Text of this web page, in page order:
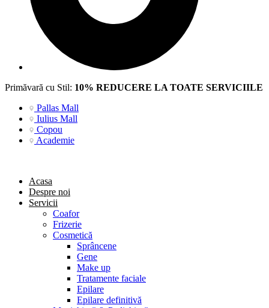
Primăvară cu Stil: 10% REDUCERE LA TOATE SERVICIILE
Pallas Mall
Iulius Mall
Copou
Academie
Acasa
Despre noi
Servicii
Coafor
Frizerie
Cosmetică
Sprâncene
Gene
Make up
Tratamente faciale
Epilare
Epilare definitivă